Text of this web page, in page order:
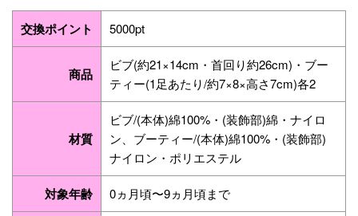
交換ポイント 5000pt
商品
ビブ(約21×14cm・首回り約26cm)・ブー
ティー(1足あたり/約7×8×高さ7cm)各2
材質
ビブ/(本体)綿100%・(装飾部)綿・ナイロ
ン、ブーティー/(本体)綿100%・(装飾部)
ナイロン・ポリエステル
対象年齢 0ヵ月頃〜9ヵ月頃まで